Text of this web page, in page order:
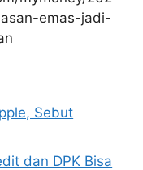
emas-jadi-
Sebut
dan DPK Bisa